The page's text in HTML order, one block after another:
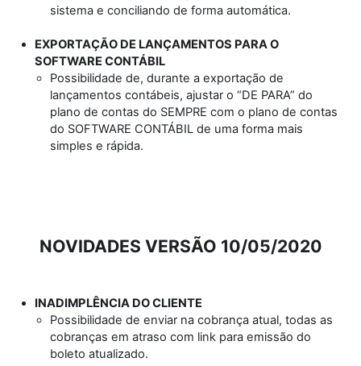
sistema e conciliando de forma automática.
EXPORTAÇÃO DE LANÇAMENTOS PARA O
SOFTWARE CONTÁBIL
Possibilidade de, durante a exportação de
lançamentos contábeis, ajustar o “DE PARA” do
plano de contas do SEMPRE com o plano de contas
do SOFTWARE CONTÁBIL de uma forma mais
simples e rápida.
NOVIDADES VERSÃO 10/05/2020
INADIMPLÊNCIA DO CLIENTE
Possibilidade de enviar na cobrança atual, todas as
cobranças em atraso com link para emissão do
boleto atualizado.